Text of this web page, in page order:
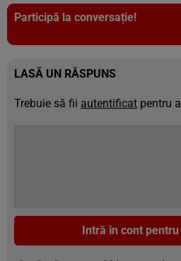
Participă la conversație!
LASĂ UN RĂSPUNS
Trebuie să fii autentificat pentru
Intră în cont